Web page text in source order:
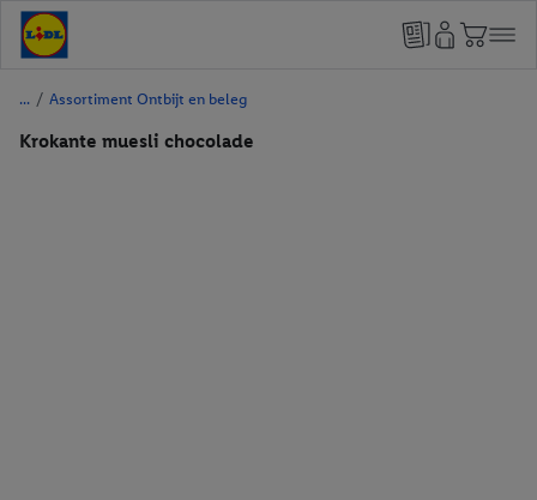
/ Assortiment Ontbijt en beleg
Krokante muesli chocolade